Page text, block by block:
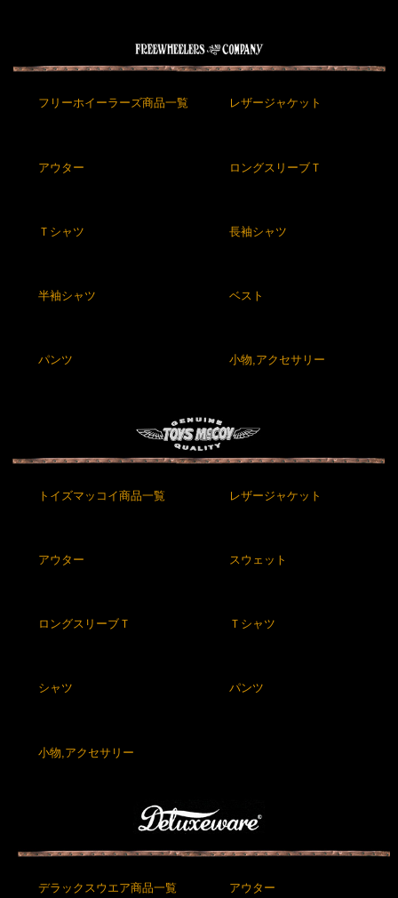
フリーホイーラーズ商品一覧 レザージャケット
アウター ロングスリーブＴ
Ｔシャツ 長袖シャツ
半袖シャツ ベスト
パンツ 小物,アクセサリー
トイズマッコイ商品一覧 レザージャケット
アウター スウェット
ロングスリーブＴ Ｔシャツ
シャツ パンツ
小物,アクセサリー
デラックスウエア商品一覧 アウター